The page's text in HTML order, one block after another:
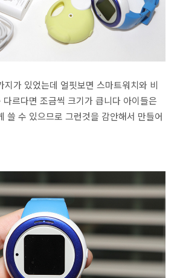
지가 있었는데 얼핏보면 스마트워치와 비
르다면 조금씩 크기가 큽니다 아이들은
쓸 수 있으므로 그런것을 감안해서 만들어